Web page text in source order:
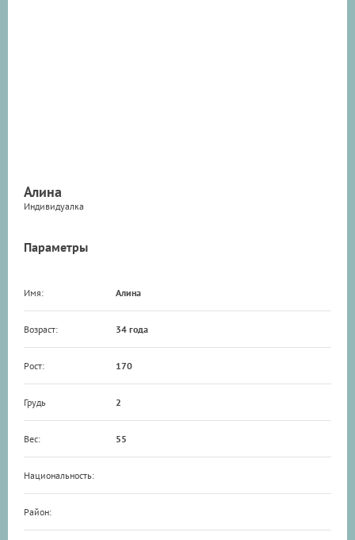
Алина
Индивидуалка
Параметры
Имя: Алина
Возраст: 34 года
Рост: 170
Грудь 2
Вес: 55
Национальность:
Район: